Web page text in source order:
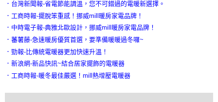
．台灣新聞報-省電節能調溫，您不可錯過的電暖新選擇。
．工商時報-擺脫笨重感！挪威mill暖房家電品牌！
．中時電子報-典雅北歐設計，挪威mill暖房家電品牌！
．蕃薯藤-急速暖房優質首選，要準備暖暖過冬囉~
．勁報-比傳統電暖器更加快速升溫！
．新浪網-新品快訊~結合居家擺飾的電暖器
．工商時報-暖冬最佳嚴選！mill熱增壓電暖器